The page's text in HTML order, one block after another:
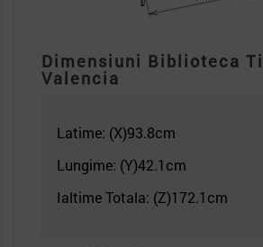
Dimensiuni Biblioteca
Valencia
Latime: (X)93.8cm
Lungime: (Y)42.1cm
Ialtime Totala: (Z)172.1cm